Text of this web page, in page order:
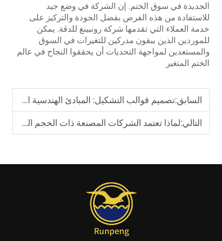
الجديدة في سوق الختم. إن الشركة في وضع جيد
للاستفادة من هذه الفرص بفضل الجودة والتركيز على
خدمة العملاء التي تقدمها شركة رونبينغ للدقة. يمكن
للموردين الذين يبقون مدركين للتغيرات في السوق
والمستعدين لمواجهة التحديات أن يحققوا النجاح في عالم
الختم المتغير
السابق:تصميم قوالب التشكيل: المبادئ الهندسية الأساسية لتقليل الهدر وزيادة عمر الخدمة
التالي:لماذا تعتمد الشركات المصنعة ذات الحجم المنخفض ختم المعادن لإنتاج أجزاء معدنية فعالة من حيث التكلفة